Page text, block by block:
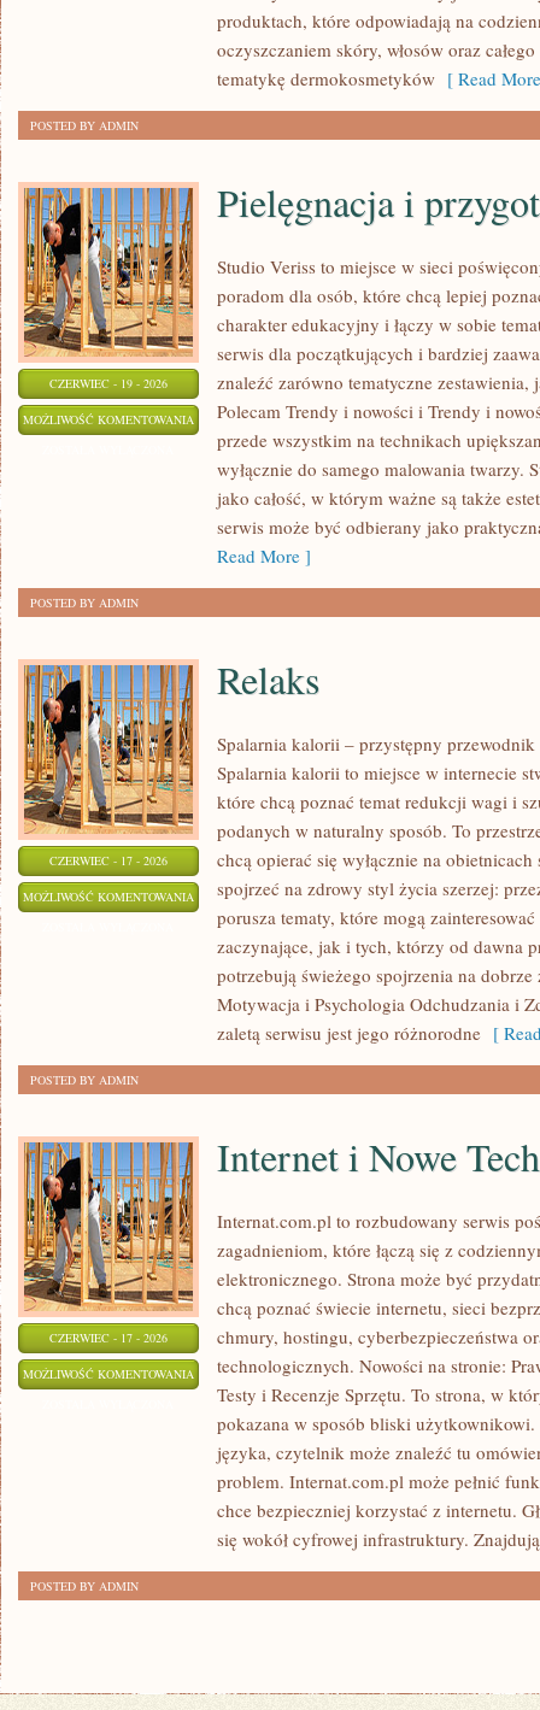
produktach, które odpowiadają na
oczyszczaniem skóry, włosów oraz
tematykę dermokosmetyków [ Read
POSTED BY ADMIN
CZERWIEC - 19 - 2026
MOŻLIWOŚĆ KOMENTOWANIA PIELĘGNACJA
PRZYGOTOWANIE
SKÓRY
Pielęgnacja i
Studio Veriss to miejsce w sieci
poradom dla osób, które chcą lepiej
charakter edukacyjny i łączy w sobie
serwis dla początkujących i bardziej
znaleźć zarówno tematyczne zestawienia,
Polecam Trendy i nowości i Trendy i
przede wszystkim na technikach
wyłącznie do samego malowania twarzy.
jako całość, w którym ważne są także
serwis może być odbierany jako
Read More ]
POSTED BY ADMIN
CZERWIEC - 17 - 2026
MOŻLIWOŚĆ KOMENTOWANIA RELAKS
Relaks
Spalarnia kalorii – przystępny przewodnik
Spalarnia kalorii to miejsce w internecie
które chcą poznać temat redukcji wagi i
podanych w naturalny sposób. To
chcą opierać się wyłącznie na
spojrzeć na zdrowy styl życia szerzej:
porusza tematy, które mogą
zaczynające, jak i tych, którzy od dawna
potrzebują świeżego spojrzenia na dobrze
Motywacja i Psychologia Odchudzania i
zaletą serwisu jest jego różnorodne [
POSTED BY ADMIN
CZERWIEC - 17 - 2026
MOŻLIWOŚĆ KOMENTOWANIA INTERNET
NOWE
TECHNOLOGIE
Internet i Nowe
Internat.com.pl to rozbudowany serwis
zagadnieniom, które łączą się z
elektronicznego. Strona może być
chcą poznać świecie internetu, sieci
chmury, hostingu, cyberbezpieczeństwa
technologicznych. Nowości na stronie:
Testy i Recenzje Sprzętu. To strona, w
pokazana w sposób bliski
języka, czytelnik może znaleźć tu
problem. Internat.com.pl może pełnić
chce bezpieczniej korzystać z internetu.
się wokół cyfrowej infrastruktury.
POSTED BY ADMIN